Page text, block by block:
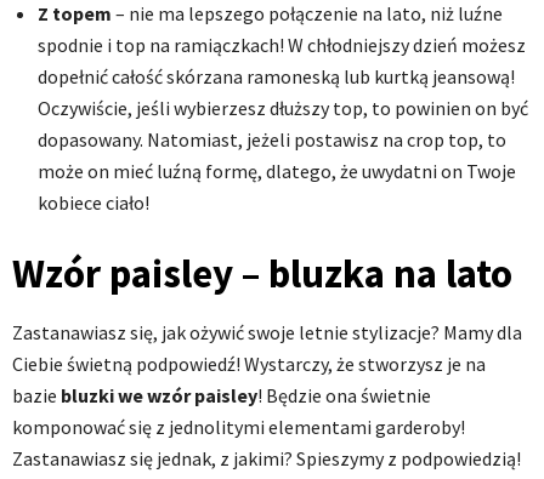
Z topem – nie ma lepszego połączenie na lato, niż luźne
spodnie i top na ramiączkach! W chłodniejszy dzień możesz
dopełnić całość skórzana ramoneską lub kurtką jeansową!
Oczywiście, jeśli wybierzesz dłuższy top, to powinien on być
dopasowany. Natomiast, jeżeli postawisz na crop top, to
może on mieć luźną formę, dlatego, że uwydatni on Twoje
kobiece ciało!
Wzór paisley – bluzka na lato
Zastanawiasz się, jak ożywić swoje letnie stylizacje? Mamy dla
Ciebie świetną podpowiedź! Wystarczy, że stworzysz je na
bazie bluzki we wzór paisley! Będzie ona świetnie
komponować się z jednolitymi elementami garderoby!
Zastanawiasz się jednak, z jakimi? Spieszymy z podpowiedzią!